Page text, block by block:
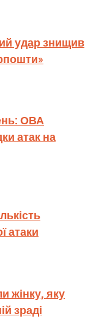
удар знищив
ОВА
атак на
атаки
жінку, яку
зраді